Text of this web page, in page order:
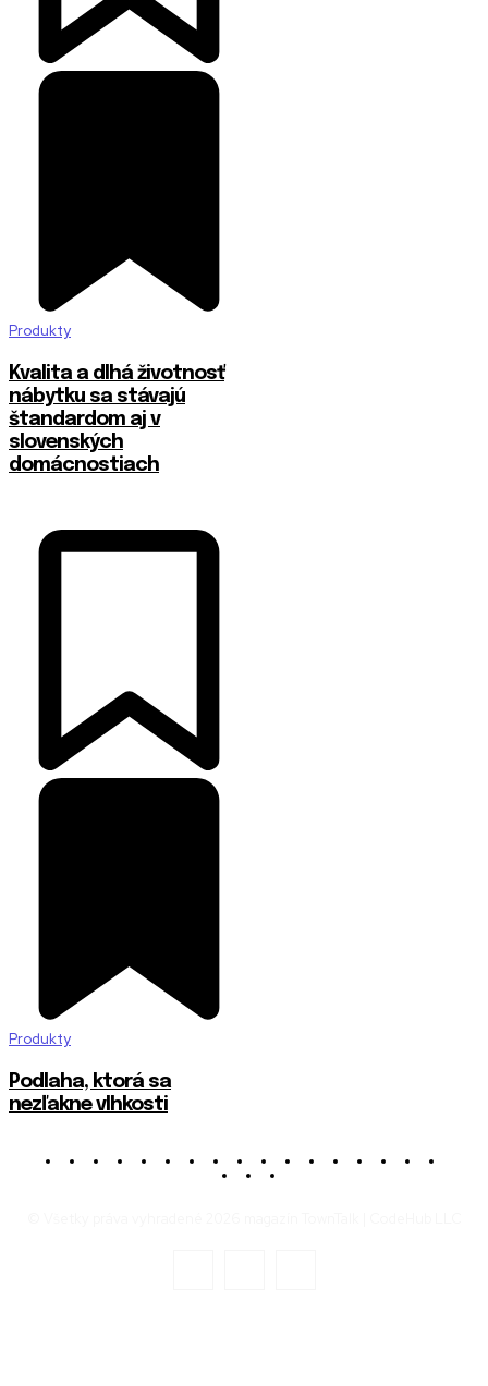
Produkty
​Kvalita a dlhá životnosť
nábytku sa stávajú
štandardom aj v
slovenských
domácnostiach
Produkty
Podlaha, ktorá sa
nezľakne vlhkosti